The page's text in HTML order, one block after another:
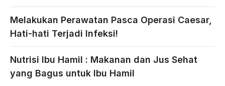
Melakukan Perawatan Pasca Operasi Caesar,
Hati-hati Terjadi Infeksi!
Nutrisi Ibu Hamil : Makanan dan Jus Sehat
yang Bagus untuk Ibu Hamil